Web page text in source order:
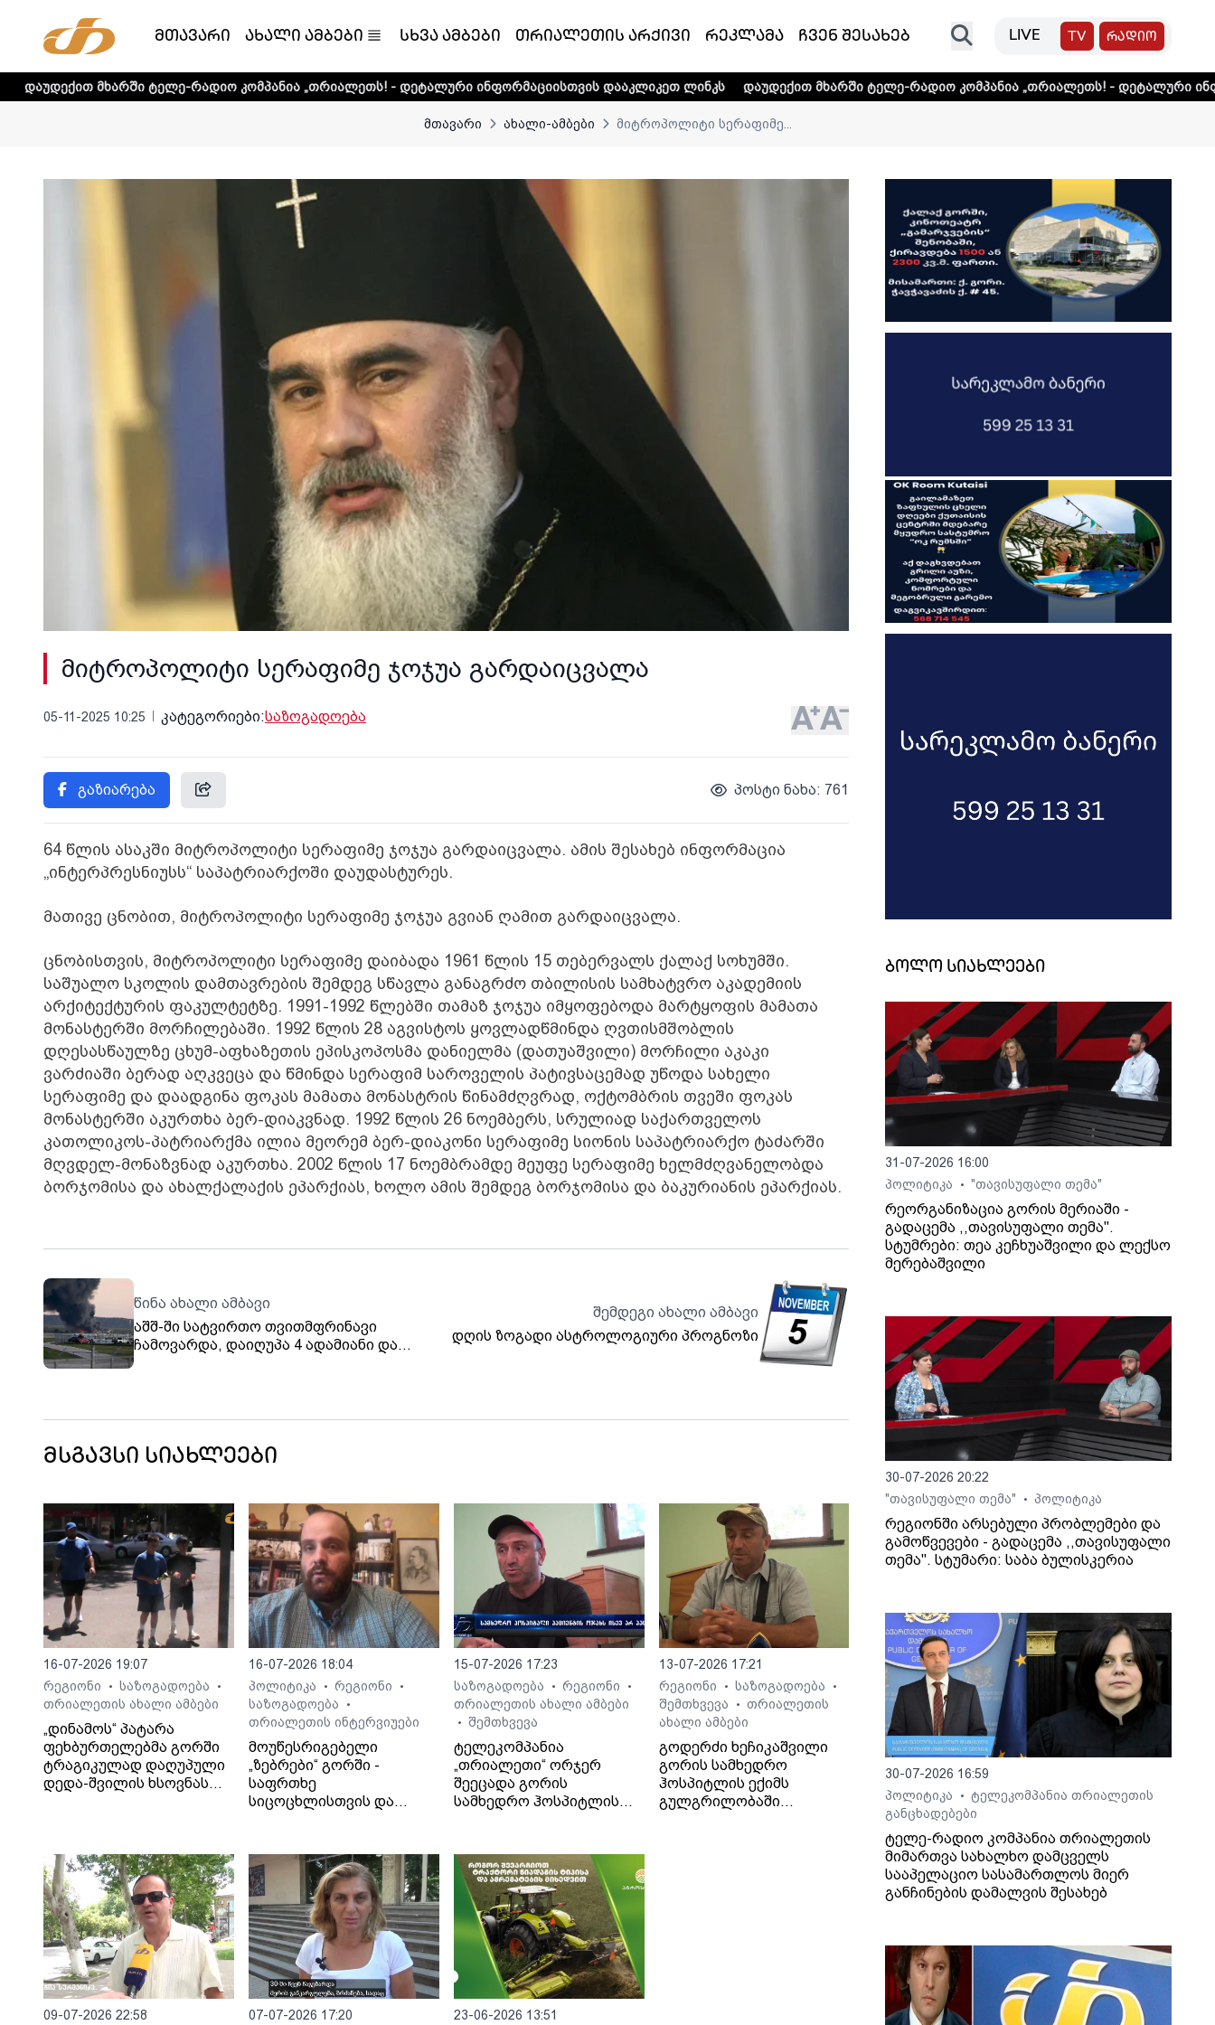
მთავარი ახალი ამბები სხვა ამბები თრიალეთის არქივი რეკლამა ჩვენ შესახებ LIVE TV რადიო
ტელე-რადიო კომპანია „თრიალეთს! - დეტალური ინფორმაციისთვის დააკლიკეთ ლინკს დაუდექით მხარში ტელე-რადიო კომპანია „თრიალეთს! - დეტალური
მთავარი ახალი-ამბები მიტროპოლიტი სერაფიმე...
მიტროპოლიტი სერაფიმე ჯოჯუა გარდაიცვალა
05-11-2025 10:25 კატეგორიები:საზოგადოება
გაზიარება პოსტი ნახა: 761
64 წლის ასაკში მიტროპოლიტი სერაფიმე ჯოჯუა გარდაიცვალა. ამის შესახებ ინფორმაცია
„ინტერპრესნიუსს“ საპატრიარქოში დაუდასტურეს.
მათივე ცნობით, მიტროპოლიტი სერაფიმე ჯოჯუა გვიან ღამით გარდაიცვალა.
ცნობისთვის, მიტროპოლიტი სერაფიმე დაიბადა 1961 წლის 15 თებერვალს ქალაქ სოხუმში.
საშუალო სკოლის დამთავრების შემდეგ სწავლა განაგრძო თბილისის სამხატვრო აკადემიის
არქიტექტურის ფაკულტეტზე. 1991-1992 წლებში თამაზ ჯოჯუა იმყოფებოდა მარტყოფის მამათა
მონასტერში მორჩილებაში. 1992 წლის 28 აგვისტოს ყოვლადწმინდა ღვთისმშობლის
დღესასწაულზე ცხუმ-აფხაზეთის ეპისკოპოსმა დანიელმა (დათუაშვილი) მორჩილი აკაკი
ვარძიაში ბერად აღკვეცა და წმინდა სერაფიმ საროველის პატივსაცემად უწოდა სახელი
სერაფიმე და დაადგინა ფოკას მამათა მონასტრის წინამძღვრად, ოქტომბრის თვეში ფოკას
მონასტერში აკურთხა ბერ-დიაკვნად. 1992 წლის 26 ნოემბერს, სრულიად საქართველოს
კათოლიკოს-პატრიარქმა ილია მეორემ ბერ-დიაკონი სერაფიმე სიონის საპატრიარქო ტაძარში
მღვდელ-მონაზვნად აკურთხა. 2002 წლის 17 ნოემბრამდე მეუფე სერაფიმე ხელმძღვანელობდა
ბორჯომისა და ახალქალაქის ეპარქიას, ხოლო ამის შემდეგ ბორჯომისა და ბაკურიანის ეპარქიას.
წინა ახალი ამბავი
აშშ-ში სატვირთო თვითმფრინავი
ჩამოვარდა, დაიღუპა 4 ადამიანი და
შემდეგი ახალი ამბავი
დღის ზოგადი ასტროლოგიური პროგნოზი
მსგავსი სიახლეები
16-07-2026 19:07
რეგიონი
• საზოგადოება •
თრიალეთის ახალი ამბები
„დინამოს“ პატარა
ფეხბურთელებმა გორში
ტრაგიკულად დაღუპული
დედა-შვილის ხსოვნას
16-07-2026 18:04
პოლიტიკა
• რეგიონი •
საზოგადოება •
თრიალეთის ინტერვიუები
მოუწესრიგებელი
„ზებრები“ გორში -
საფრთხე
სიცოცხლისთვის და
15-07-2026 17:23
საზოგადოება
• რეგიონი •
თრიალეთის ახალი ამბები
• შემთხვევა
ტელეკომპანია
„თრიალეთი“ ორჯერ
შეეცადა გორის
სამხედრო ჰოსპიტლის
ბრალდებებთან
დაკავშირებით, თუმცა
უწყებამ ორივეჯერ
დუმილი არჩია.
ჟურნალისტები
ჰოსპიტლის
საზოგადოებასთან
ურთიერთობის სამსახურს
პირველად 13 ივლისს
დაუკავშირდნენ, ხოლო
13-07-2026 17:21
რეგიონი
• საზოგადოება •
შემთხვევა • თრიალეთის
ახალი ამბები
გოდერძი ხეჩიკაშვილი
გორის სამხედრო
ჰოსპიტლის ექიმს
გულგრილობაში
09-07-2026 22:58
07-07-2026 17:20
23-06-2026 13:51
ბოლო სიახლეები
31-07-2026 16:00
პოლიტიკა
• "თავისუფალი თემა"
რეორგანიზაცია გორის მერიაში -
გადაცემა ,,თავისუფალი თემა".
სტუმრები: თეა კეჩხუაშვილი და ლექსო
მერებაშვილი
30-07-2026 20:22
"თავისუფალი თემა"
• პოლიტიკა
რეგიონში არსებული პრობლემები და
გამოწვევები - გადაცემა ,,თავისუფალი
თემა". სტუმარი: საბა ბულისკერია
30-07-2026 16:59
პოლიტიკა
•
ტელეკომპანია თრიალეთის
განცხადებები
ტელე-რადიო კომპანია თრიალეთის
მიმართვა სახალხო დამცველს
სააპელაციო სასამართლოს მიერ
განჩინების დამალვის შესახებ